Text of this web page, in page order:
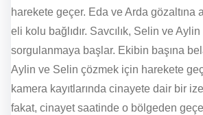
harekete geçer. Eda ve Arda gözaltına
eli kolu bağlıdır. Savcılık, Selin ve
sorgulanmaya başlar. Ekibin başına
Aylin ve Selin çözmek için harekete
kamera kayıtlarında cinayete dair bir
fakat, cinayet saatinde o bölgeden